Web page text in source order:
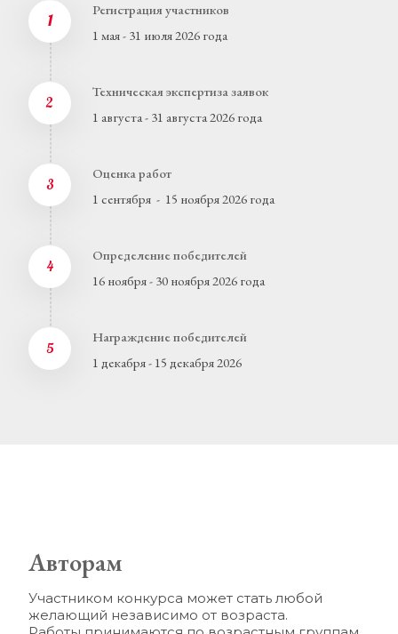
1
Регистрация участников
1 мая - 31 июля 2026 года
2
Техническая экспертиза заявок
1 августа - 31 августа 2026 года
3
Оценка работ
1 сентября  -  15 ноября 2026 года
4
Определение победителей
16 ноября - 30 ноября 2026 года
5
Награждение победителей
1 декабря - 15 декабря 2026
Авторам
Участником конкурса может стать любой
желающий независимо от возраста.